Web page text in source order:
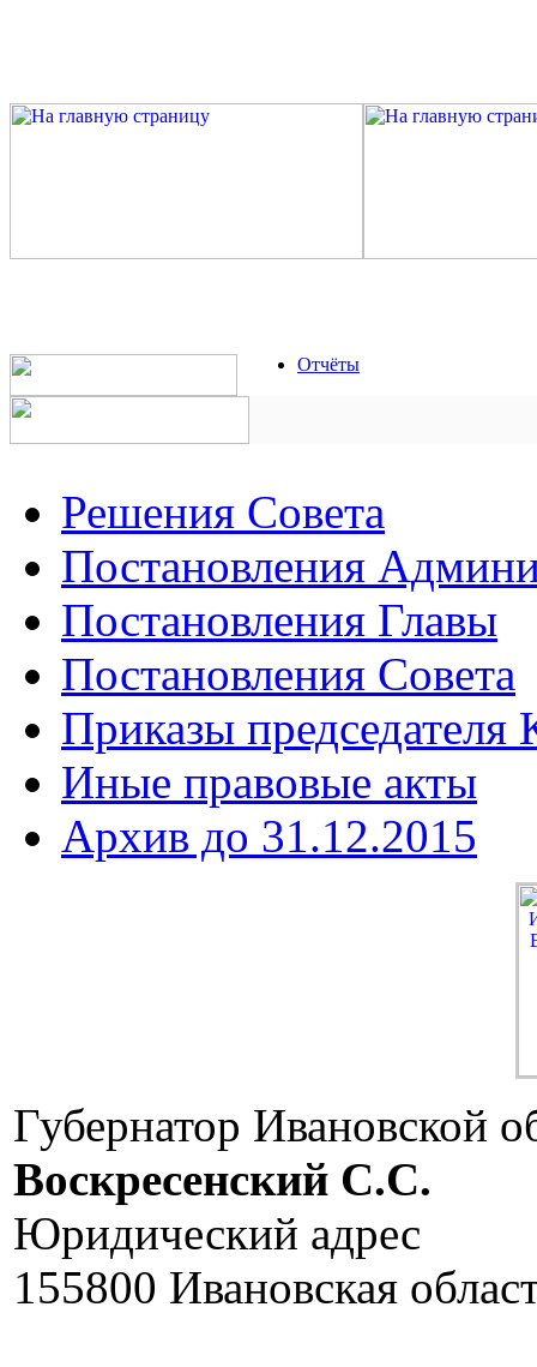
Отчёты
Решения Совета
Постановления
Постановления Главы
Постановления Совета
Приказы
Иные правовые акты
Архив до 31.12.2015
Губернатор Ивановской
Воскресенский C.C.
Юридический адрес
155800 Ивановская